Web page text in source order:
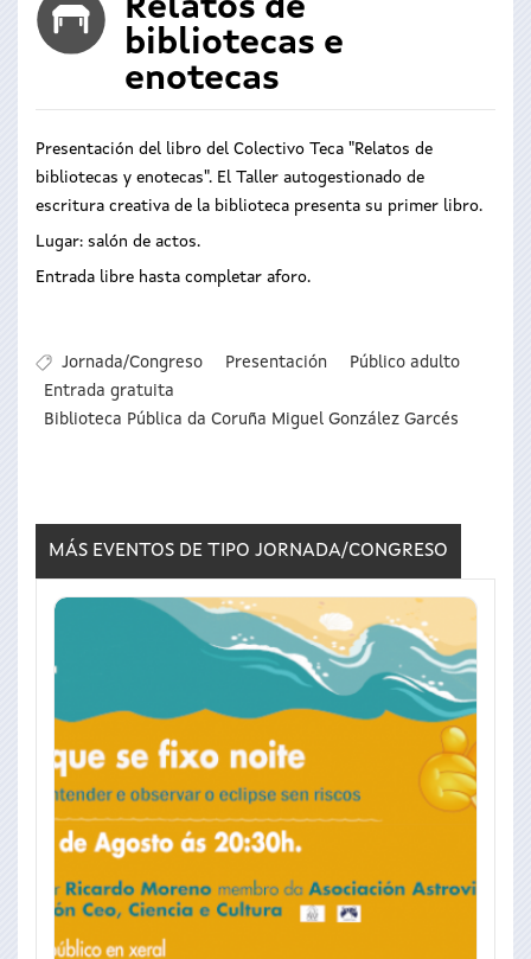
Relatos de
bibliotecas e
enotecas
Presentación del libro del Colectivo Teca "Relatos de
bibliotecas y enotecas". El Taller autogestionado de
escritura creativa de la biblioteca presenta su primer libro.
Lugar: salón de actos.
Entrada libre hasta completar aforo.
Jornada/Congreso Presentación
Público adulto
Entrada gratuita
Biblioteca Pública da Coruña Miguel González Garcés
MÁS EVENTOS DE TIPO JORNADA/CONGRESO